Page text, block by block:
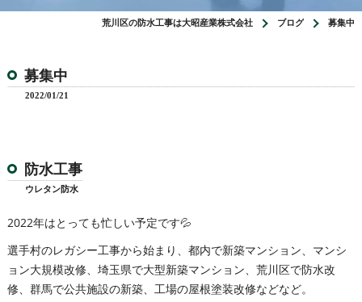
荒川区の防水工事は大昭産業株式会社 ブログ 募集中
募集中
2022/01/21
防水工事
ウレタン防水
2022年はとっても忙しい予定です💦
選手村のレガシー工事から始まり、都内で新築マンション、マンシ
ョン大規模改修、埼玉県で大型新築マンション、荒川区で防水改
修、群馬で公共施設の新築、工場の屋根塗装改修などなど。